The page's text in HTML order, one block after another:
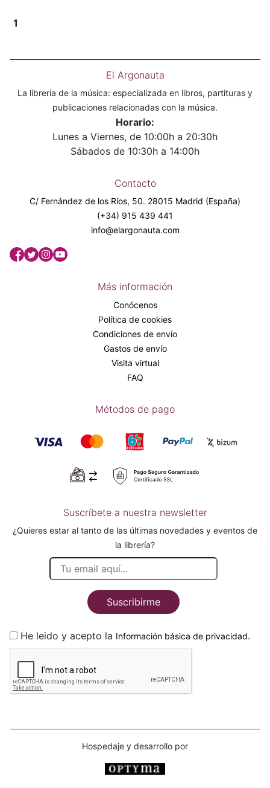
1
El Argonauta
La librería de la música: especializada en libros, partituras y
publicaciones relacionadas con la música.
Horario:
Lunes a Viernes, de 10:00h a 20:30h
Sábados de 10:30h a 14:00h
Contacto
C/ Fernández de los Ríos, 50. 28015 Madrid (España)
(+34) 915 439 441
info@elargonauta.com
Más información
Conócenos
Política de cookies
Condiciones de envío
Gastos de envío
Visita virtual
FAQ
Métodos de pago
Suscríbete a nuestra newsletter
¿Quieres estar al tanto de las últimas novedades y eventos de
la librería?
Suscribirme
He leido y acepto la Información básica de privacidad.
Hospedaje y desarrollo por